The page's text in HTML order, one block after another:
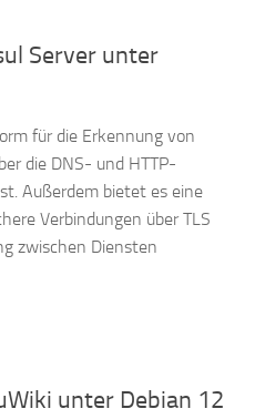
Server unter
für die Erkennung von
die DNS- und HTTP-
Außerdem bietet es eine
Verbindungen über TLS
zwischen Diensten
unter Debian 12